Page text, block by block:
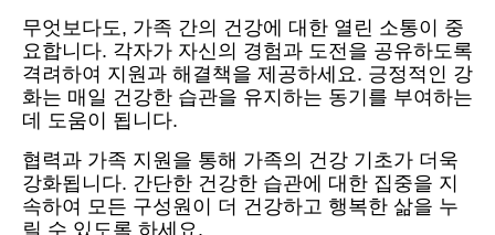
무엇보다도, 가족 간의 건강에 대한 열린 소통이 중
요합니다. 각자가 자신의 경험과 도전을 공유하도록
격려하여 지원과 해결책을 제공하세요. 긍정적인 강
화는 매일 건강한 습관을 유지하는 동기를 부여하는
데 도움이 됩니다.
협력과 가족 지원을 통해 가족의 건강 기초가 더욱
강화됩니다. 간단한 건강한 습관에 대한 집중을 지
속하여 모든 구성원이 더 건강하고 행복한 삶을 누
릴 수 있도록 하세요.